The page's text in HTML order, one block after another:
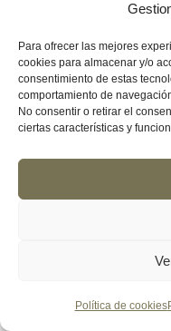
Para ofrecer las mejores
cookies para almacenar y/o
consentimiento de estas
comportamiento de
No consentir o retirar el
ciertas características y
Política de cookies